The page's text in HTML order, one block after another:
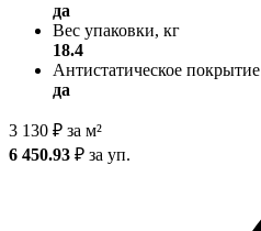
да
Вес упаковки, кг
18.4
Антистатическое покрытие
да
3 130 ₽ за м²
6 450.93 ₽ за уп.